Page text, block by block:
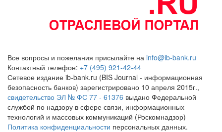
Все вопросы и пожелания присылайте на info@ib-bank.ru
Контактный телефон: +7 (495) 921-42-44
Сетевое издание ib-bank.ru (BIS Journal - информационная
безопасность банков) зарегистрировано 10 апреля 2015г.,
свидетельство ЭЛ № ФС 77 - 61376 выдано Федеральной
службой по надзору в сфере связи, информационных
технологий и массовых коммуникаций (Роскомнадзор)
Политика конфиденциальности персональных данных.